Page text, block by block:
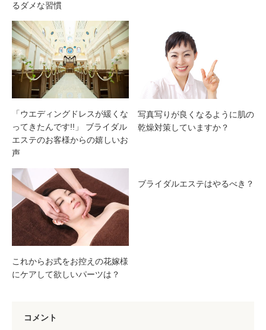
るダメな習慣
「ウエディングドレスが緩くな
ってきたんです!!」 ブライダル
エステのお客様からの嬉しいお
声
写真写りが良くなるように肌の
乾燥対策していますか？
これからお式をお控えの花嫁様
にケアして欲しいパーツは？
ブライダルエステはやるべき？
コメント